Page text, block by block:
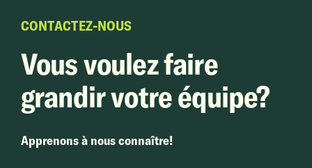
CONTACTEZ-NOUS
Vous voulez faire
grandir votre équipe?
Apprenons à nous connaître!